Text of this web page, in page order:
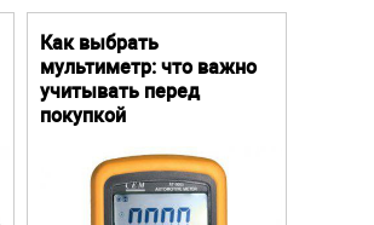
Как выбрать
мультиметр: что важно
учитывать перед
покупкой